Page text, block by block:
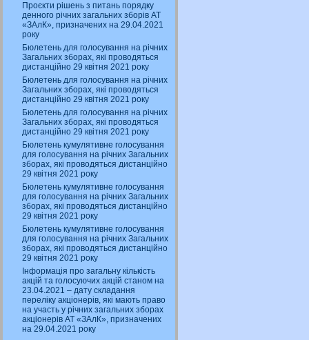
Проєкти рішень з питань порядку
денного річних загальних зборів АТ
«ЗАлК», призначених на 29.04.2021
року
Бюлетень для голосування на річних
Загальних зборах, які проводяться
дистанційно 29 квітня 2021 року
Бюлетень для голосування на річних
Загальних зборах, які проводяться
дистанційно 29 квітня 2021 року
Бюлетень для голосування на річних
Загальних зборах, які проводяться
дистанційно 29 квітня 2021 року
Бюлетень кумулятивне голосування
для голосування на річних Загальних
зборах, які проводяться дистанційно
29 квітня 2021 року
Бюлетень кумулятивне голосування
для голосування на річних Загальних
зборах, які проводяться дистанційно
29 квітня 2021 року
Бюлетень кумулятивне голосування
для голосування на річних Загальних
зборах, які проводяться дистанційно
29 квітня 2021 року
Інформація про загальну кількість
акцій та голосуючих акцій станом на
23.04.2021 – дату складання
переліку акціонерів, які мають право
на участь у річних загальних зборах
акціонерів АТ «ЗАлК», призначених
на 29.04.2021 року